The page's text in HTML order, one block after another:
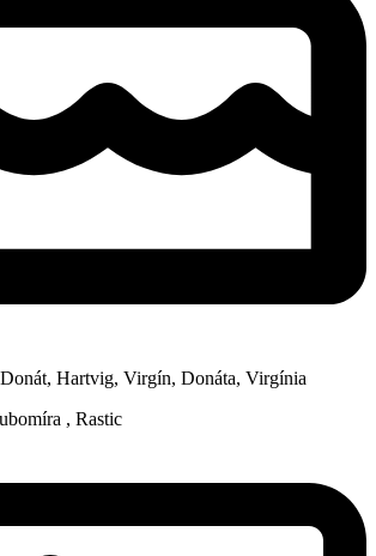
Hartvig, Virgín, Donáta, Virgínia
, Rastic